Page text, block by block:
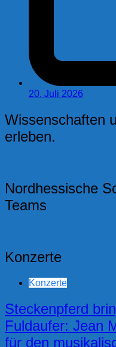
20. Juli 2026
Wissenschaften
erleben.
Nordhessische
Teams
Konzerte
Konzerte
Steckenpferd
Fuldaufer: Jean
für den